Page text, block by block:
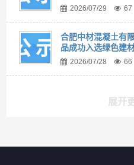
2026/07/29 67
合肥中材混凝土有
品成功入选绿色建
2026/07/28 66
展开